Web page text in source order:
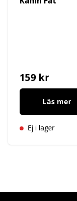
159 kr
Läs mer
Ej i lager